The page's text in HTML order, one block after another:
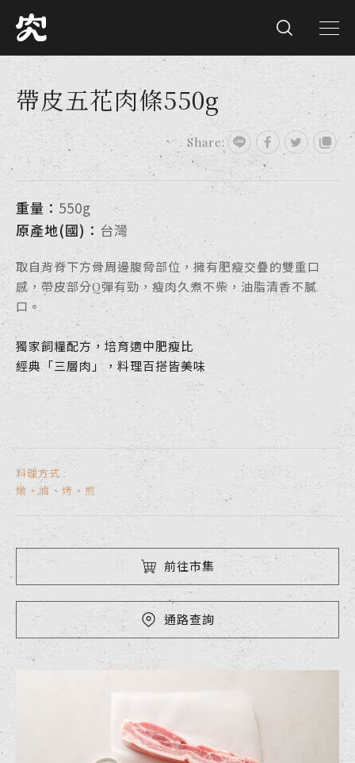
帶皮五花肉條550g
Share:
重量： 550g
原產地(國)： 台灣
取自背脊下方骨周邊腹脅部位，擁有肥瘦交疊的雙重口
感，帶皮部分Q彈有勁，瘦肉久煮不柴，油脂清香不膩
口。
獨家飼糧配方，培育適中肥瘦比
經典「三層肉」，料理百搭皆美味
料理方式 :
燉 滷 烤 煎
前往市集
通路查詢